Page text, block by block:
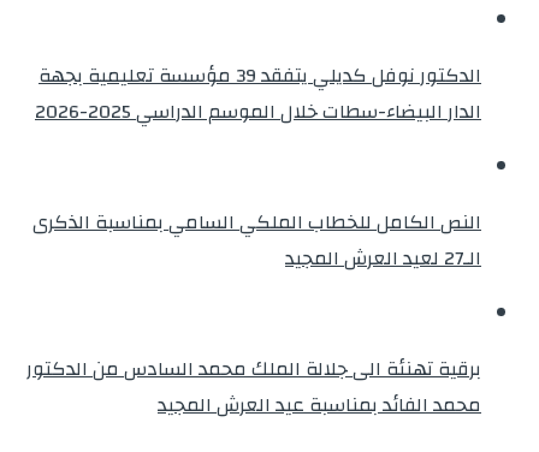
الدكتور نوفل كديلي يتفقد 39 مؤسسة تعليمية بجهة
الدار البيضاء-سطات خلال الموسم الدراسي 2025-2026
النص الكامل للخطاب الملكي السامي بمناسبة الذكرى
الـ27 لعيد العرش المجيد
برقية تهنئة الى جلالة الملك محمد السادس من الدكتور
محمد الفائد بمناسبة عيد العرش المجيد